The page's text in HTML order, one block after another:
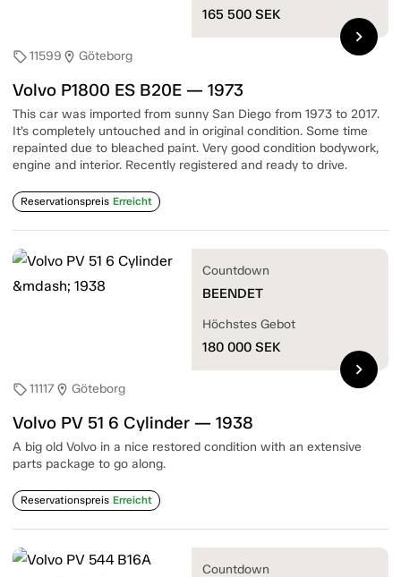
sell11599 location_on Göteborg
Volvo P1800 ES B20E — 1973
This car was imported from sunny San Diego from 1973 to 2017.
It’s completely untouched and in original condition. Some time
repainted due to bleached paint. Very good condition bodywork,
engine and interior. Recently registered and ready to drive.
Reservationspreis Erreicht
165 500 SEK
chevron_right
sell11117location_on Göteborg
Volvo PV 51 6 Cylinder — 1938
A big old Volvo in a nice restored condition with an extensive
parts package to go along.
Reservationspreis Erreicht
Countdown
BEENDET
Höchstes Gebot
180 000 SEK
chevron_right
Countdown